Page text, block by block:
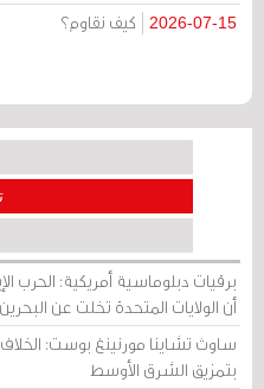
2026-07-15 كيف نقاوم؟
برقيات دبلوماسية أمريكية: الحرب
أن الولايات المتحدة تخلت عن
ساوث تشاينا مورنينغ بوست:
بتمزيق الشرق الأوسط